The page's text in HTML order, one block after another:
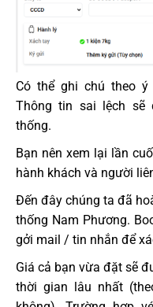
Có thể ghi chú theo
Thông tin sai lệch sẽ
thống.
Bạn nên xem lại lần
hành khách và người
Đến đây chúng ta đã
thống Nam Phương.
gởi mail / tin nhắn để
Giá cả bạn vừa đặt sẽ
thời gian lâu nhất